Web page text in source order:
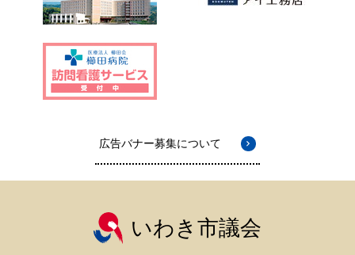
広告バナー募集について
いわき市議会